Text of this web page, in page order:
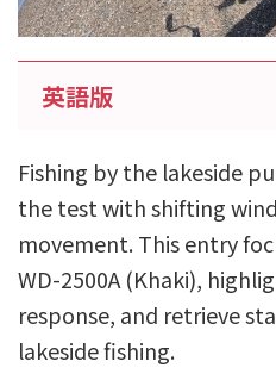
英語版
Fishing by the lakeside
the test with shifting
movement. This entry
WD-2500A (Khaki),
response, and retrieve
lakeside fishing.